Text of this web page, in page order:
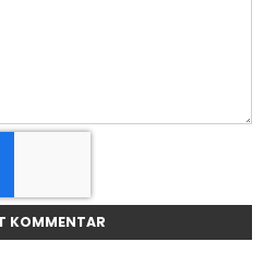
KOMMENTAR